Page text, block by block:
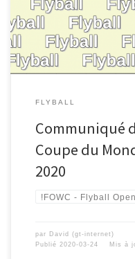
FLYBALL
Communiqué
Coupe du
2020
!FOWC - Flyball
par David (gt-internet)
Publié 2020-03-24 Mis à